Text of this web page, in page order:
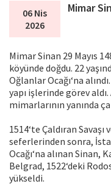
06 Nis
2026
Mimar
Mimar Sinan 29 Mayıs
köyünde doğdu. 22
Oğlanlar Ocağı‘na
yapı işlerinde görev
mimarlarının yanında
1514‘te Çaldıran Savaşı
seferlerinden sonra,
Ocağı‘na alınan Sinan,
Belgrad, 1522‘deki
yükseldi.